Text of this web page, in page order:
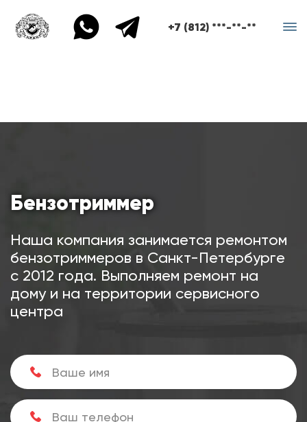
+7 (812) ***-**-**
Бензотриммер
Наша компания занимается ремонтом
бензотриммеров в Санкт-Петербурге
с 2012 года. Выполняем ремонт на
дому и на территории сервисного
центра